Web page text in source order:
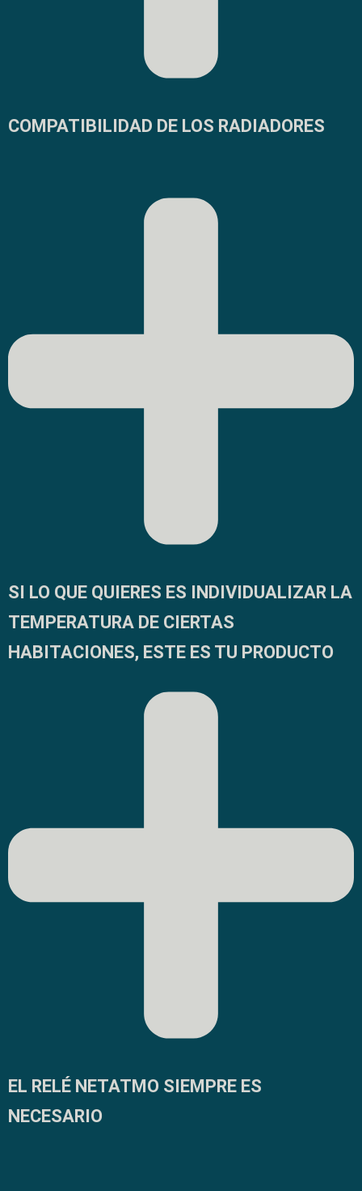
COMPATIBILIDAD DE LOS RADIADORES
SI LO QUE QUIERES ES INDIVIDUALIZAR LA
TEMPERATURA DE CIERTAS
HABITACIONES, ESTE ES TU PRODUCTO
EL RELÉ NETATMO SIEMPRE ES
NECESARIO